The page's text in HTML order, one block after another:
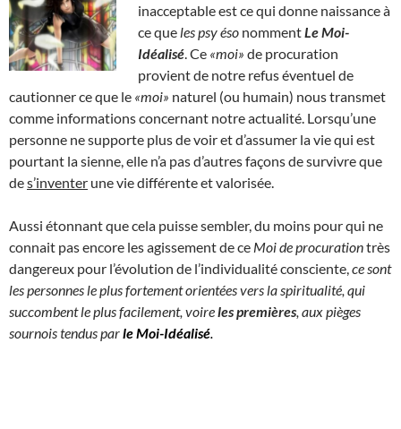
inacceptable est ce qui donne naissance à
ce que les psy éso nommentLe Moi-
Idéalisé . Ce «moi» de procuration
provient de notre refus éventuel de
cautionner ce que le «moi» naturel (ou humain) nous transmet
comme informations concernant notre actualité. Lorsqu’une
personne ne supporte plus de voir et d’assumer la vie qui est
pourtant la sienne, elle n’a pas d’autres façons de survivre que
des’inventer une vie différente et valorisée.
Aussi étonnant que cela puisse sembler, du moins pour qui ne
connait pas encore les agissement de ce Moi de procurationtrès
dangereux pour l’évolution de l’individualité consciente, ce sont
les personnes le plus fortement orientées vers la spiritualité, qui
succombent le plus facilement, voireles premières , aux pièges
sournois tendus parle Moi-Idéalisé